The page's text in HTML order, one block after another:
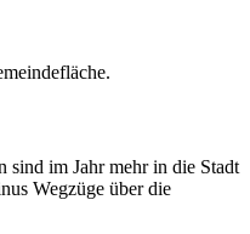
sind im Jahr mehr in die Stadt
Wegzüge über die